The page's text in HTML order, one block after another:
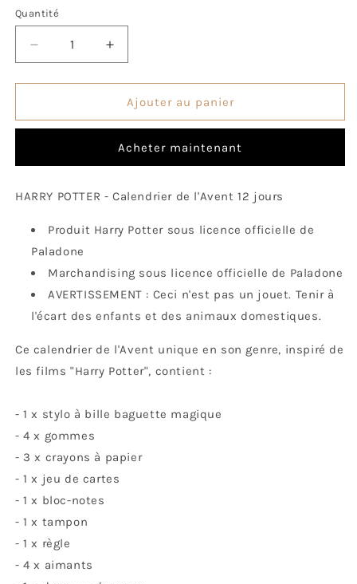
Quantité
Quantité
Réduire
la
quantité
Calendrier
Harry
Augmenter
la
quantité
Calendrier
l&#39;Avent
Harry
Ajouter au panier
Acheter maintenant
HARRY POTTER - Calendrier de l'Avent 12 jours
Produit Harry Potter sous licence officielle de
Paladone
Marchandising sous licence officielle de Paladone
AVERTISSEMENT : Ceci n'est pas un jouet. Tenir à
l'écart des enfants et des animaux domestiques.
Ce calendrier de l'Avent unique en son genre, inspiré de
les films "Harry Potter", contient :
- 1 x stylo à bille baguette magique
- 4 x gommes
- 3 x crayons à papier
- 1 x jeu de cartes
- 1 x bloc-notes
- 1 x tampon
- 1 x règle
- 4 x aimants